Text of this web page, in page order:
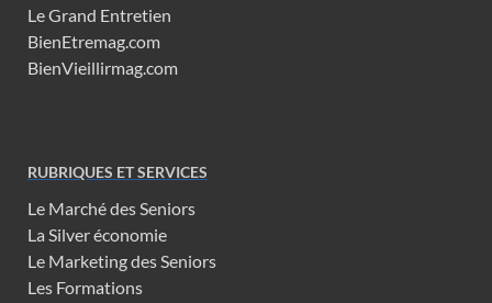
Le Grand Entretien
BienEtremag.com
BienVieillirmag.com
RUBRIQUES ET SERVICES
Le Marché des Seniors
La Silver économie
Le Marketing des Seniors
Les Formations